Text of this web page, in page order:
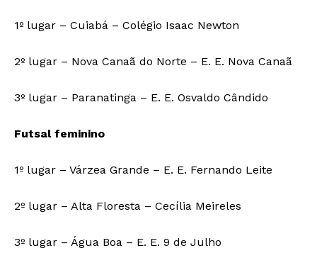
1º lugar – Cuiabá – Colégio Isaac Newton
2º lugar – Nova Canaã do Norte – E. E. Nova Canaã
3º lugar – Paranatinga – E. E. Osvaldo Cândido
Futsal feminino
1º lugar – Várzea Grande – E. E. Fernando Leite
2º lugar – Alta Floresta – Cecília Meireles
3º lugar – Água Boa – E. E. 9 de Julho